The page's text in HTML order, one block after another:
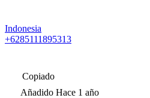
Indonesia
+6285111895313
Copiado
Añadido Hace 1 año